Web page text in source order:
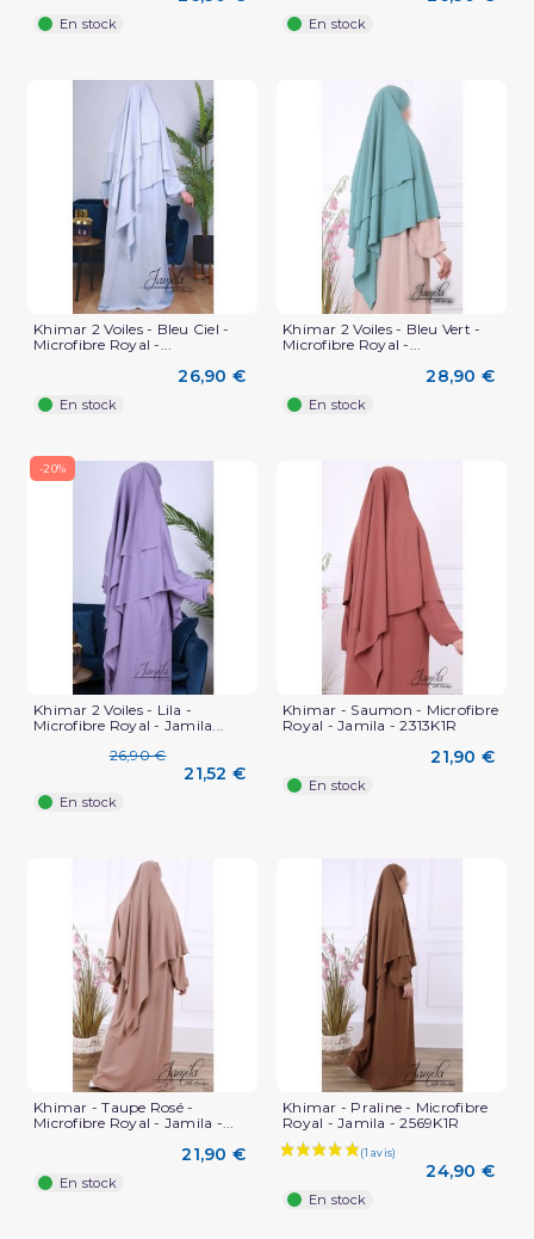
En stock En stock
Khimar 2 Voiles - Bleu Ciel -
Microfibre Royal -...
26,90 €
En stock
Khimar 2 Voiles - Bleu Vert -
Microfibre Royal -...
28,90 €
En stock
-20%
Khimar 2 Voiles - Lila -
Microfibre Royal - Jamila...
26,90 €
21,52 €
En stock
Khimar - Saumon - Microfibre
Royal - Jamila - 2313K1R
21,90 €
En stock
Khimar - Taupe Rosé -
Microfibre Royal - Jamila -...
21,90 €
En stock
Khimar - Praline - Microfibre
Royal - Jamila - 2569K1R
24,90 €
En stock